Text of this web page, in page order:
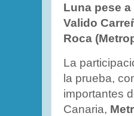
Luna pese
Valido
Roca
La
la prueba,
importantes
Canaria,